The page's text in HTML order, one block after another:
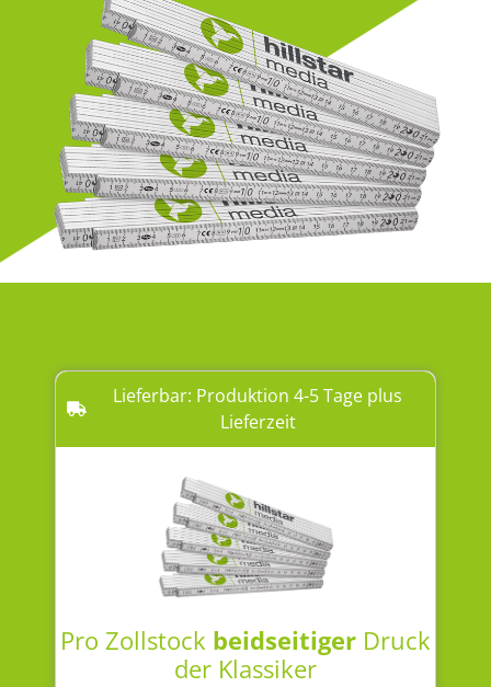
Lieferbar: Produktion 4-5 Tage plus
Lieferzeit
Pro Zollstock beidseitiger Druck
der Klassiker